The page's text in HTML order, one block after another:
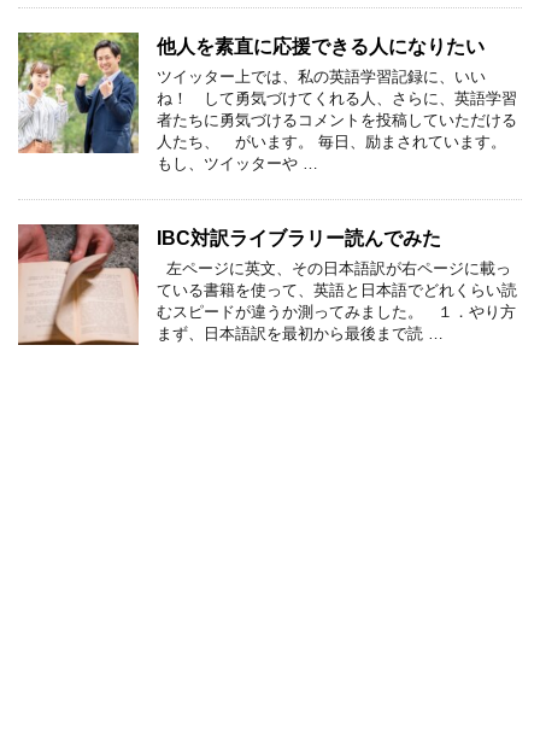
他人を素直に応援できる人になりたい
ツイッター上では、私の英語学習記録に、いい
ね！ して勇気づけてくれる人、さらに、英語学習
者たちに勇気づけるコメントを投稿していただける
人たち、 がいます。 毎日、励まされています。
もし、ツイッターや …
IBC対訳ライブラリー読んでみた
左ページに英文、その日本語訳が右ページに載っ
ている書籍を使って、英語と日本語でどれくらい読
むスピードが違うか測ってみました。 １．やり方
まず、日本語訳を最初から最後まで読 …